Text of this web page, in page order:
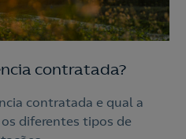
contratada?
contratada e qual a
diferentes tipos de